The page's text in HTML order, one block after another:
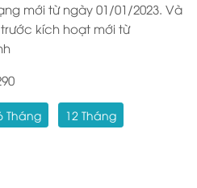
mới từ ngày 01/01/2023. Và
trước kích hoạt mới từ
Tháng 12 Tháng